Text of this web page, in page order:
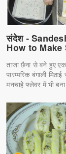
संदेश -
How to Make
ताजा छैना से बने हुए
पारम्परिक बंगाली
मनचाहे फ्लेवर में भी